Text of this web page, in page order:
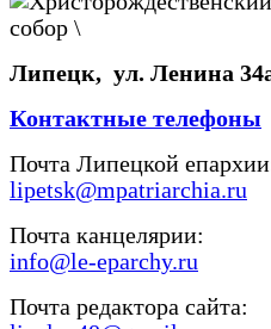
Липецк, ул. Ленина
Контактные телефоны
Почта Липецкой
lipetsk@mpatriarchia.ru
Почта канцелярии:
info@le-eparchy.ru
Почта редактора сайта: